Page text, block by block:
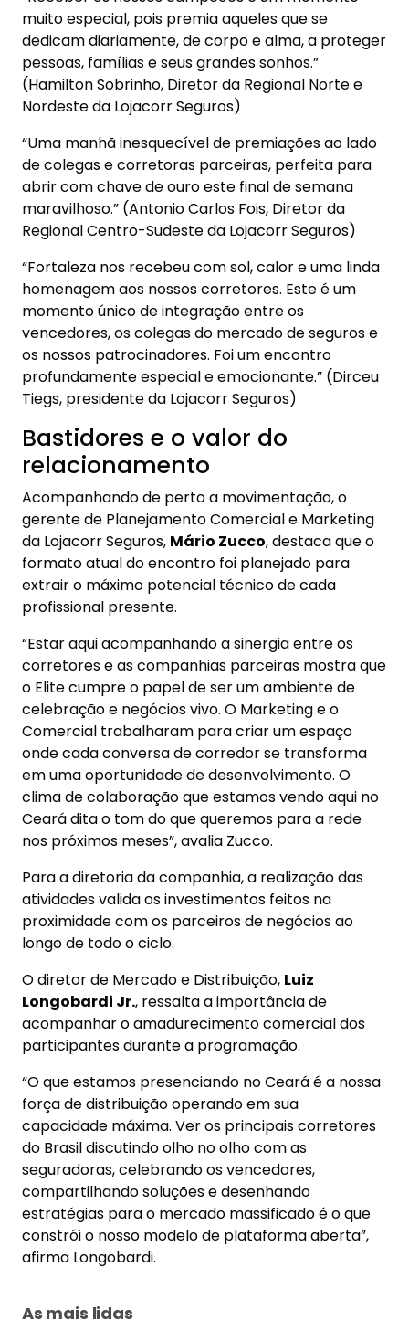
muito especial, pois premia aqueles que se
dedicam diariamente, de corpo e alma, a proteger
pessoas, famílias e seus grandes sonhos.”
(Hamilton Sobrinho, Diretor da Regional Norte e
Nordeste da Lojacorr Seguros)
“Uma manhã inesquecível de premiações ao lado
de colegas e corretoras parceiras, perfeita para
abrir com chave de ouro este final de semana
maravilhoso.” (Antonio Carlos Fois, Diretor da
Regional Centro-Sudeste da Lojacorr Seguros)
“Fortaleza nos recebeu com sol, calor e uma linda
homenagem aos nossos corretores. Este é um
momento único de integração entre os
vencedores, os colegas do mercado de seguros e
os nossos patrocinadores. Foi um encontro
profundamente especial e emocionante.” (Dirceu
Tiegs, presidente da Lojacorr Seguros)
Bastidores e o valor do
relacionamento
Acompanhando de perto a movimentação, o
gerente de Planejamento Comercial e Marketing
da Lojacorr Seguros, Mário Zucco, destaca que o
formato atual do encontro foi planejado para
extrair o máximo potencial técnico de cada
profissional presente.
“Estar aqui acompanhando a sinergia entre os
corretores e as companhias parceiras mostra que
o Elite cumpre o papel de ser um ambiente de
celebração e negócios vivo. O Marketing e o
Comercial trabalharam para criar um espaço
onde cada conversa de corredor se transforma
em uma oportunidade de desenvolvimento. O
clima de colaboração que estamos vendo aqui no
Ceará dita o tom do que queremos para a rede
nos próximos meses”, avalia Zucco.
Para a diretoria da companhia, a realização das
atividades valida os investimentos feitos na
proximidade com os parceiros de negócios ao
longo de todo o ciclo.
O diretor de Mercado e Distribuição, Luiz
Longobardi Jr., ressalta a importância de
acompanhar o amadurecimento comercial dos
participantes durante a programação.
“O que estamos presenciando no Ceará é a nossa
força de distribuição operando em sua
capacidade máxima. Ver os principais corretores
do Brasil discutindo olho no olho com as
seguradoras, celebrando os vencedores,
compartilhando soluções e desenhando
estratégias para o mercado massificado é o que
constrói o nosso modelo de plataforma aberta”,
afirma Longobardi.
As mais lidas